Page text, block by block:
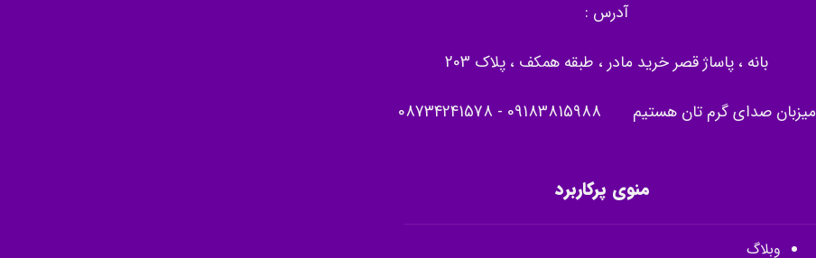
آدرس :
بانه ، پاساژ قصر خرید مادر ، طبقه همکف ، پلاک 203
میزبان صدای گرم تان هستیم 09183815988
-
08734241578
منوی پرکاربرد
وبلاگ